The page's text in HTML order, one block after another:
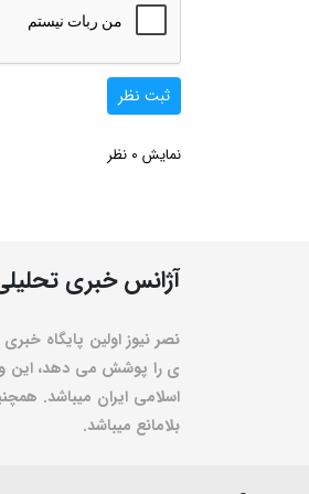
ثبت نظر
نمایش 0 نظر
آژانس خبری
نصر نیوز اولین پایگاه
ی را پوشش می دهد، این
اسلامی ایران میباشد.
بلامانع میباشد.